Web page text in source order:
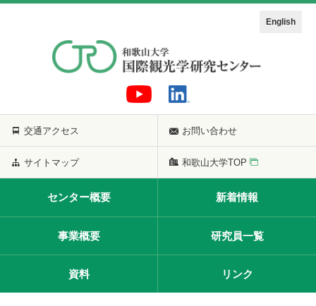
English
交通アクセス お問い合わせ
サイトマップ 和歌山大学TOP
センター概要 新着情報
事業概要 研究員一覧
資料 リンク